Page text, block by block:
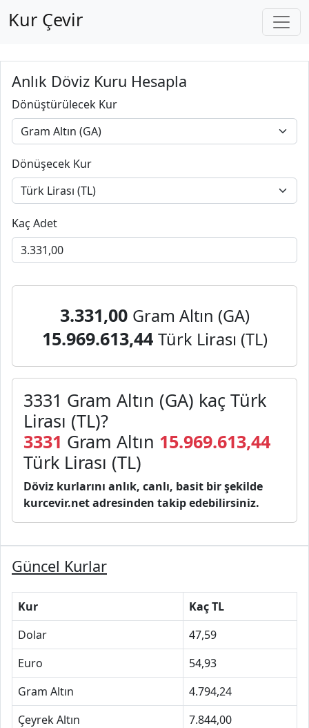
Kur Çevir
Anlık Döviz Kuru Hesapla
Dönüştürülecek Kur
Dönüşecek Kur
Kaç Adet
3.331,00 Gram Altın (GA)
15.969.613,44 Türk Lirası (TL)
3331 Gram Altın (GA) kaç Türk
Lirası (TL)?
3331 Gram Altın 15.969.613,44
Türk Lirası (TL)
Döviz kurlarını anlık, canlı, basit bir şekilde
kurcevir.net adresinden takip edebilirsiniz.
Güncel Kurlar
Kur
Kaç TL
Dolar
47,59
Euro
54,93
Gram Altın
4.794,24
Çeyrek Altın
7.844,00